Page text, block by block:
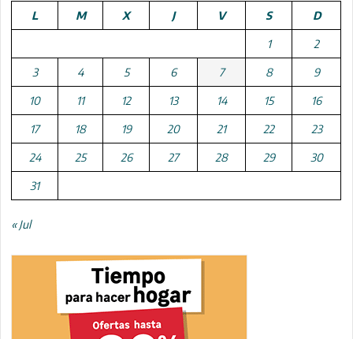
L
M X J V S D
1 2
3 4 5 6 7 8 9
10 11 12 13 14 15 16
17 18 19 20 21 22 23
24 25 26 27 28 29 30
31
« Jul